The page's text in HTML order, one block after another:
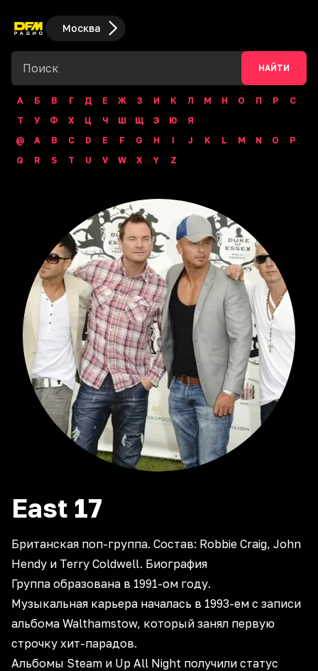
Москва
НАЙТИ
А Б В Г Д Е Ж З И К Л М Н О П Р
С
Т
У Ф Х Ц Ч Ш Щ Э Ю
Я
@
A B C D E F G H I J K L M N O
P
Q
R S T U V W X Y Z
East 17
Британская поп-группа. Состав: Robbie Craig, John
Hendy и Terry Coldwell. Биография
Группа образована в 1991-ом году.
Музыкальная карьера началась в 1993-ем с записи
альбома Walthamstow, который занял первую
строчку хит-парадов.
Альбомы Steam и Up All Night получили статус